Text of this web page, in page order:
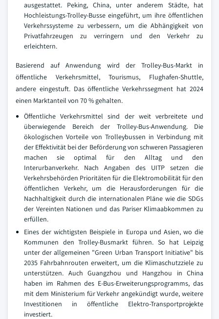
ausgestattet. Peking, China, unter anderem Städte, hat
Hochleistungs-Trolley-Busse eingeführt, um ihre öffentlichen
Verkehrssysteme zu verbessern, um die Abhängigkeit von
Privatfahrzeugen zu verringern und den Verkehr zu
erleichtern.
Basierend auf Anwendung wird der Trolley-Bus-Markt in
öffentliche Verkehrsmittel, Tourismus, Flughafen-Shuttle,
andere eingestuft. Das öffentliche Verkehrssegment hat 2024
einen Marktanteil von 70 % gehalten.
Öffentliche Verkehrsmittel sind der weit verbreitete und
überwiegende Bereich der Trolley-Bus-Anwendung. Die
ökologischen Vorteile von Trolleybussen in Verbindung mit
der Effektivität bei der Beförderung von schweren Passagieren
machen sie optimal für den Alltag und den
Interurbanverkehr. Nach Angaben des UITP setzen die
Verkehrsbehörden Prioritäten für die Elektromobilität für den
öffentlichen Verkehr, um die Herausforderungen für die
Nachhaltigkeit durch die internationalen Pläne wie die SDGs
der Vereinten Nationen und das Pariser Klimaabkommen zu
erfüllen.
Eines der wichtigsten Beispiele in Europa und Asien, wo die
Kommunen den Trolley-Busmarkt führen. So hat Leipzig
unter der allgemeinen "Green Urban Transport Initiative" bis
2035 Fahrbahnrouten erweitert, um die Klimaschutzziele zu
unterstützen. Auch Guangzhou und Hangzhou in China
haben im Rahmen des E-Bus-Erweiterungsprogramms, das
mit dem Ministerium für Verkehr angekündigt wurde, weitere
Investitionen in öffentliche Elektro-Transportprojekte
investiert.